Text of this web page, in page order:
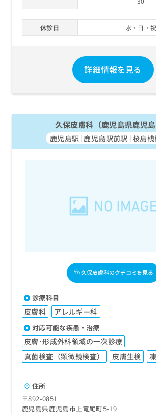
休診日 水・日・祝
詳細情報を見る
久保皮膚科（鹿児島県鹿児島
鹿児島駅 鹿児島駅前駅 桜島
久保皮膚科のクチコミを見る
診療科目
皮膚科 アレルギー科
対応可能な疾患・治療
皮膚･形成外科領域の一次診療
真菌検査（顕微鏡検査）
皮膚生検
住所
〒892-0851
鹿児島県鹿児島市上竜尾町5-19